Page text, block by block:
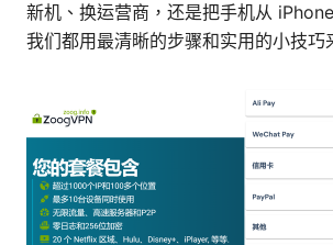
新机、换运营商，还是把手机从
我们都用最清晰的步骤和实用的小技巧